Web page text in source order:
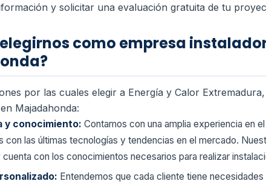
y solicitar una evaluación gratuita de tu
como empresa
por las cuales elegir a Energía y Calor
Majadahonda:
y conocimiento: Contamos con una amplia experiencia en
con las últimas tecnologías y tendencias en el mercado.
con los conocimientos necesarios para realizar
Entendemos que cada cliente tiene